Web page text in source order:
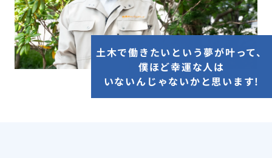
土木で働きたいという夢が叶って、
僕ほど幸運な人は
いないんじゃないかと思います!